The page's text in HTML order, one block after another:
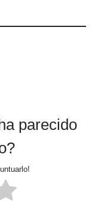
parecido